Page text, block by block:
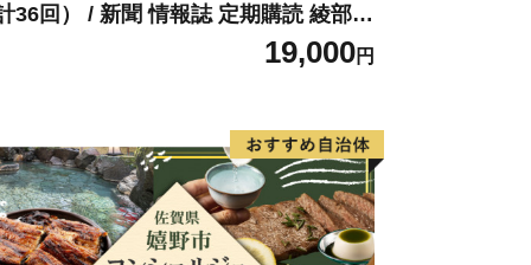
36回） / 新聞 情報誌 定期購読 綾部市
式会社あやべ市民新聞社［BSCB00
19,000円